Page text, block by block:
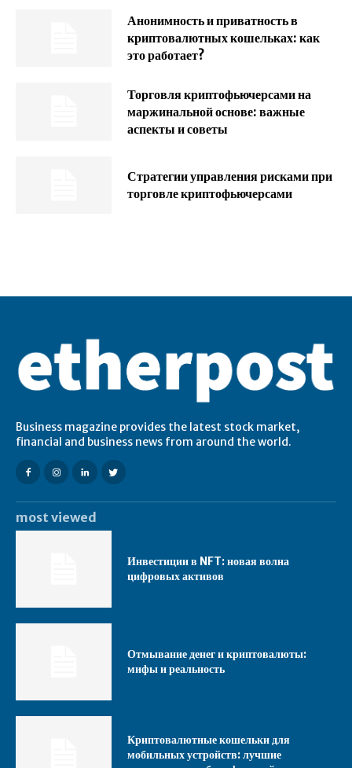
Анонимность и приватность в
криптовалютных кошельках: как
это работает?
Торговля криптофьючерсами на
маржинальной основе: важные
аспекты и советы
Стратегии управления рисками при
торговле криптофьючерсами
Business magazine provides the latest stock market,
financial and business news from around the world.
most viewed
Инвестиции в NFT: новая волна
цифровых активов
Отмывание денег и криптовалюты:
мифы и реальность
Криптовалютные кошельки для
мобильных устройств: лучшие